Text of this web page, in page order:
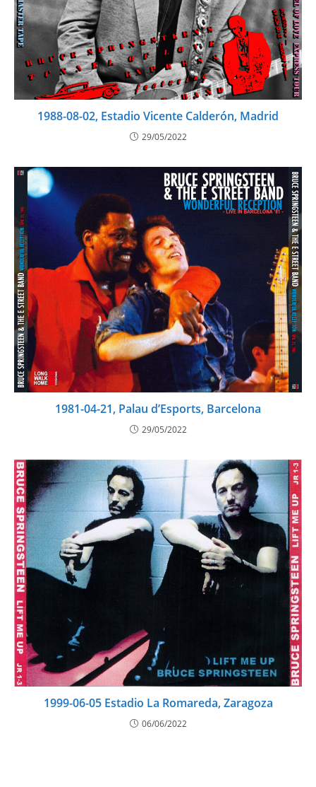
1988-08-02, Estadio Vicente Calderón, Madrid
29/05/2022
1981-04-21, Palau d’Esports, Barcelona
29/05/2022
1999-06-05 Estadio La Romareda, Zaragoza
06/06/2022